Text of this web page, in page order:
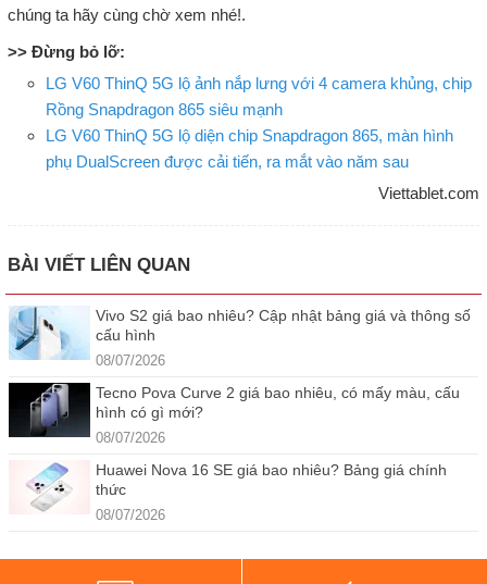
chúng ta hãy cùng chờ xem nhé!.
>> Đừng bỏ lỡ:
LG V60 ThinQ 5G lộ ảnh nắp lưng với 4 camera khủng, chip
Rồng Snapdragon 865 siêu mạnh
LG V60 ThinQ 5G lộ diện chip Snapdragon 865, màn hình
phụ DualScreen được cải tiến, ra mắt vào năm sau
Viettablet.com
BÀI VIẾT LIÊN QUAN
Vivo S2 giá bao nhiêu? Cập nhật bảng giá và thông số
cấu hình
08/07/2026
Tecno Pova Curve 2 giá bao nhiêu, có mấy màu, cấu
hình có gì mới?
08/07/2026
Huawei Nova 16 SE giá bao nhiêu? Bảng giá chính
thức
08/07/2026